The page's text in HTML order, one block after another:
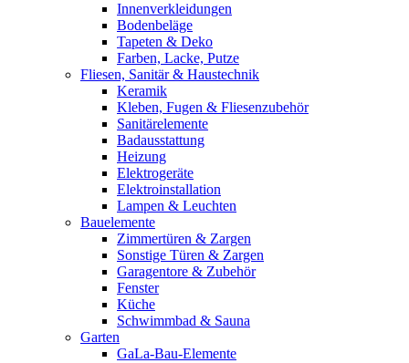
Innenverkleidungen
Bodenbeläge
Tapeten & Deko
Farben, Lacke, Putze
Fliesen, Sanitär & Haustechnik
Keramik
Kleben, Fugen & Fliesenzubehör
Sanitärelemente
Badausstattung
Heizung
Elektrogeräte
Elektroinstallation
Lampen & Leuchten
Bauelemente
Zimmertüren & Zargen
Sonstige Türen & Zargen
Garagentore & Zubehör
Fenster
Küche
Schwimmbad & Sauna
Garten
GaLa-Bau-Elemente